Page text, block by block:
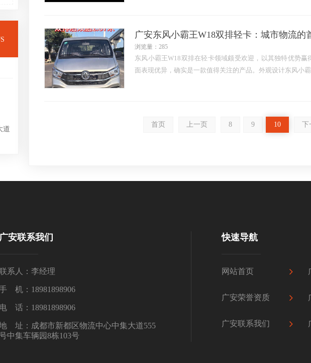
道
广安东风小霸王W18双排轻卡：城市物流的
浏览量：285
东风小霸王W18双排在轻卡领域颇受欢迎，以其独特优势
面表现优异，确实是一款值得关注的产品。外观设计东风小
首页 上一页 8 9 10 下
广安联系我们
系人：李经理
机：18981898906
电 话：18981898906
址：成都市新都区物流中心中集大道555
中集车辆园8栋103号
快速导航
网站首页
广安荣誉资质
广安联系我们